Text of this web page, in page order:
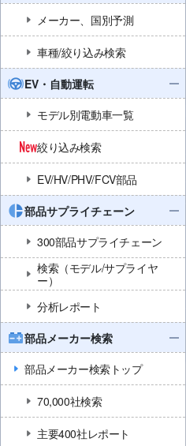
メーカー、国別予測
車種/絞り込み検索
EV・自動運転
モデル別電動車一覧
絞り込み検索
EV/HV/PHV/FCV部品
部品サプライチェーン
300部品サプライチェーン
検索（モデル/サプライヤ
ー）
分析レポート
部品メーカー検索
部品メーカー検索トップ
70,000社検索
主要400社レポート